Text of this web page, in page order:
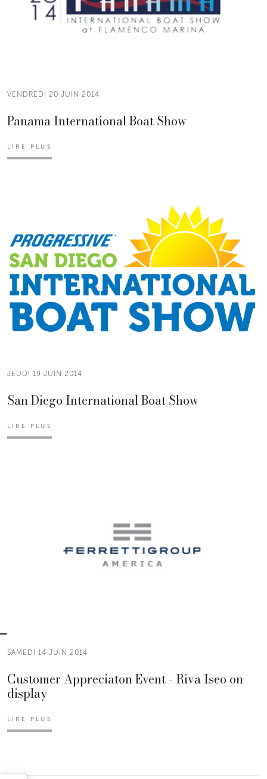
VENDREDI 20 JUIN 2014
Panama International Boat Show
LIRE PLUS
JEUDI 19 JUIN 2014
San Diego International Boat Show
LIRE PLUS
SAMEDI 14 JUIN 2014
Customer Appreciaton Event - Riva Iseo on
display
LIRE PLUS